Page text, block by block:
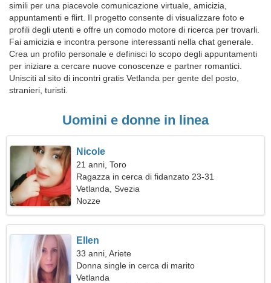
simili per una piacevole comunicazione virtuale, amicizia,
appuntamenti e flirt. Il progetto consente di visualizzare foto e
profili degli utenti e offre un comodo motore di ricerca per trovarli.
Fai amicizia e incontra persone interessanti nella chat generale.
Crea un profilo personale e definisci lo scopo degli appuntamenti
per iniziare a cercare nuove conoscenze e partner romantici.
Unisciti al sito di incontri gratis Vetlanda per gente del posto,
stranieri, turisti.
Uomini e donne in linea
Nicole
21 anni, Toro
Ragazza in cerca di fidanzato 23-31
Vetlanda, Svezia
Nozze
Ellen
33 anni, Ariete
Donna single in cerca di marito
Vetlanda